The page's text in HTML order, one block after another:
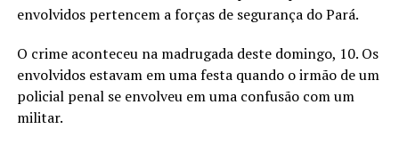
envolvidos pertencem a forças de segurança do Pará.
O crime aconteceu na madrugada deste domingo, 10. Os
envolvidos estavam em uma festa quando o irmão de um
policial penal se envolveu em uma confusão com um
militar.